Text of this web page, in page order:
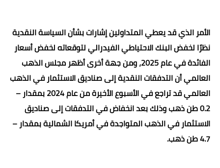
الأمر الذي قد يعطي المتداولين إشارات بشأن السياسة النقدية
نظرًا لخفض البنك الاحتياطي الفيدرالي لتوقعاته لخفض أسعار
الفائدة في عام 2025، ومن جهة أخرى أظهر مجلس الذهب
العالمي أن التدفقات النقدية إلى صناديق الاستثمار في الذهب
العالمي قد تراجع في الأسبوع الأخيرة من عام 2024 بمقدار –
0.2 طن ذهب وذلك بعد انخفاض في التدفقات إلى صناديق
الاستثمار في الذهب المتواجدة في أمريكا الشمالية بمقدار –
4.7 طن ذهب.